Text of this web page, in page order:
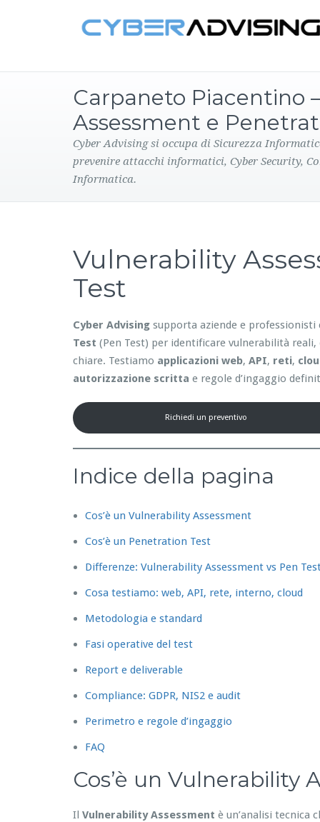
Carpaneto Piacentino
Assessment e
Cyber Advising si occupa di Sicurezza
prevenire attacchi informatici, Cyber Security,
Informatica.
Vulnerability
Test
Cyber Advising supporta aziende e
Test (Pen Test) per identificare vulnerabilità
chiare. Testiamo applicazioni web, API, reti,
autorizzazione scritta e regole d’ingaggio
Richiedi un preventivo
Indice della pagina
Cos’è un Vulnerability Assessment
Cos’è un Penetration Test
Differenze: Vulnerability Assessment vs Pen
Cosa testiamo: web, API, rete, interno, cloud
Metodologia e standard
Fasi operative del test
Report e deliverable
Compliance: GDPR, NIS2 e audit
Perimetro e regole d’ingaggio
FAQ
Cos’è un Vulnerability
Il Vulnerability Assessment è un’analisi tecnica